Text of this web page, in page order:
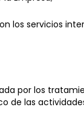
los servicios
por los
de las